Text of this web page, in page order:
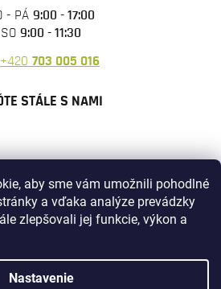
aby sme vám umožnili pohodlné
a vďaka analýze prevádzky
zlepšovali jej funkcie, výkon a
Nastavenie
- PÁ 9:00 - 17:00
SO 9:00 - 11:30
+420 703 005 016
STÁLE S NAMI
Vytvoril Shoptet